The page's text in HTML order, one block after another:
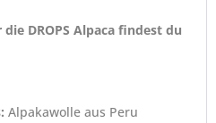
DROPS Alpaca findest du
Alpakawolle aus Peru